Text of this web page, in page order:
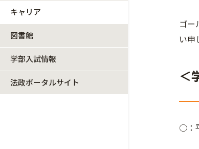
キャリア
図書館
学部入試情報
法政ポータルサイト
ゴー
い申
＜
○：